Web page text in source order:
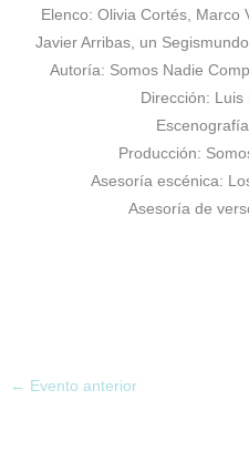
Elenco: Olivia Cortés, Marco
Javier Arribas, un
Autoría: Somos Nadie
Dirección:
Producción:
Asesoría escénica:
Asesoría de
← Evento anterior